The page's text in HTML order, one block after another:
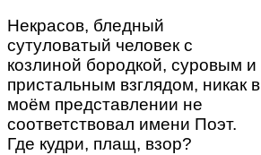
Некрасов, бледный
сутуловатый человек с
козлиной бородкой, суровым и
пристальным взглядом, никак в
моём представлении не
соответствовал имени Поэт.
Где кудри, плащ, взор?